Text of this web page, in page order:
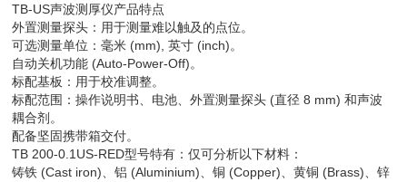
TB-US声波测厚仪产品特点
外置测量探头：用于测量难以触及的点位。
可选测量单位：毫米 (mm), 英寸 (inch)。
自动关机功能 (Auto-Power-Off)。
标配基板：用于校准调整。
标配范围：操作说明书、电池、外置测量探头 (直径 8 mm) 和声波
耦合剂。
配备坚固携带箱交付。
TB 200-0.1US-RED型号特有：仅可分析以下材料：
铸铁 (Cast iron)、铝 (Aluminium)、铜 (Copper)、黄铜 (Brass)、锌